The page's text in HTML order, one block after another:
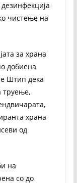
чистење на
за храна
добиена
Штип дека
труење,
храна
од
на
со до